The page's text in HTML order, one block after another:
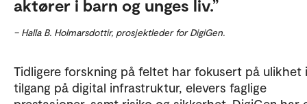
aktører i barn og unges liv.
– Halla B. Holmarsdottir, prosjektleder for DigiGen.
Tidligere forskning på feltet har fokusert på ulikhet i
tilgang på digital infrastruktur, elevers faglige